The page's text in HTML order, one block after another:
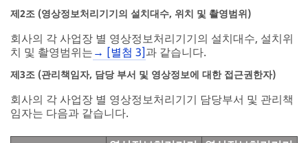
제2조 (영상정보처리기기의 설치대수, 위치 및 촬영범위)
회사의 각 사업장 별 영상정보처리기기의 설치대수, 설치위
치 및 촬영범위는→ [별첨 3]과 같습니다.
제3조 (관리책임자, 담당 부서 및 영상정보에 대한 접근권한자)
회사의 각 사업장 별 영상정보처리기기 담당부서 및 관리책
임자는 다음과 같습니다.